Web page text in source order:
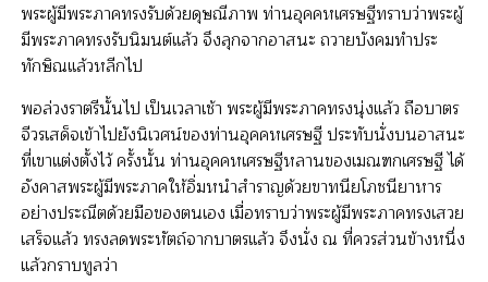
พระผู้มีพระภาคทรงรับด้วยดุษณีภาพ ท่านอุคคหเศรษฐีทราบว่าพระผู้
มีพระภาคทรงรับนิมนต์แล้ว จึงลุกจากอาสนะ ถวายบังคมทำประ
ทักษิณแล้วหลีกไป
พอล่วงราตรีนั้นไป เป็นเวลาเช้า พระผู้มีพระภาคทรงนุ่งแล้ว ถือบาตร
จีวรเสด็จเข้าไปยังนิเวศน์ของท่านอุคคหเศรษฐี ประทับนั่งบนอาสนะ
ที่เขาแต่งตั้งไว้ ครั้งนั้น ท่านอุคคหเศรษฐีหลานของเมณฑกเศรษฐี ได้
อังคาสพระผู้มีพระภาคให้อิ่มหนำสำราญด้วยขาทนียโภชนียาหาร
อย่างประณีตด้วยมือของตนเอง เมื่อทราบว่าพระผู้มีพระภาคทรงเสวย
เสร็จแล้ว ทรงลดพระหัตถ์จากบาตรแล้ว จึงนั่ง ณ ที่ควรส่วนข้างหนึ่ง
แล้วกราบทูลว่า